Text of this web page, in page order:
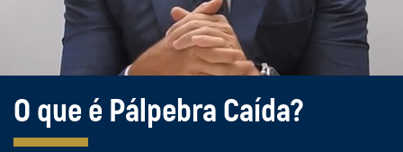
O que é Pálpebra Caída?